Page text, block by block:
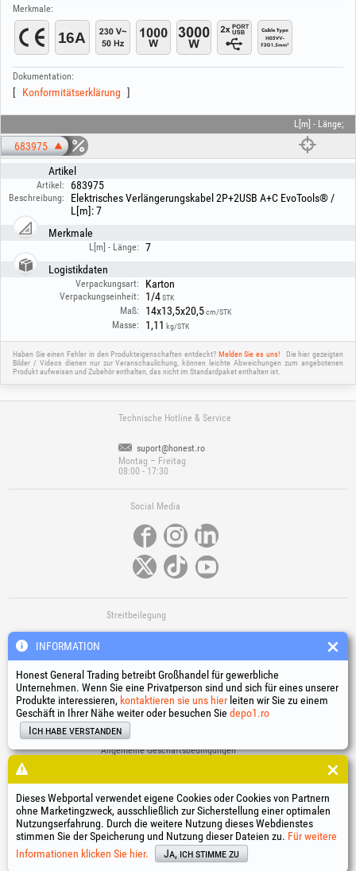
USB-Ports (A+C): 3.4A
Nennspannung: 230V ~ 50Hz
Nennstrom: 16A
Maximale Leistung bei aufgewickeltem Kabel: 1000W
Maximale Leistung bei abgewickeltem Kabel: 3000W
Kabel: H05VV-F 3G1.5 mm²
Merkmale:
Dokumentation:
Konformitätserklärung
L[m] - Länge;
683975
Artikel
Artikel: 683975
Beschreibung:
Elektrisches Verlängerungskabel 2P+2USB A+C EvoTools® /
L[m]: 7
Merkmale
L[m] - Länge:
7
Logistikdaten
Verpackungsart: Karton
Verpackungseinheit: 1/4STK
Maß: 14x13,5x20,5cm/STK
Masse: 1,11 kg/STK
Haben Sie einen Fehler in den Produkteigenschaften entdeckt? Melden Sie es uns!
Die hier gezeigten
Bilder / Videos dienen nur zur Veranschaulichung, können leichte Abweichungen zum angebotenen
Produkt aufweisen und Zubehör enthalten, das nicht im Standardpaket enthalten ist.
Technische Hotline & Service
suport@honest.ro
Montag – Freitag
08:00 - 17:30
Social Media
Streitbeilegung
Nützliche Links
Allgemeine Geschäftsbedingungen
Identifikationsdaten des Unternehmens
Online-Streitbeilegung
HGT®, EvoTools®, EvoSanitary®, EvoTools +Plus ®, EvoSanitary +Plus ® , EvoSelect ®, EPTO® , EPTO Plus®
PowerForProfessionals
und deren Logos sind eingetragene Marken Honest General Trading SRL.
Copyright 1994-2026Honest General Trading SRL. Alle Rechte vorbehalten. CUI: 6615609,
INFORMATION
Honest General Trading betreibt Großhandel für gewerbliche
Unternehmen. Wenn Sie eine Privatperson sind und sich für eines unserer
Produkte interessieren, kontaktieren sie uns hier leiten wir Sie zu einem
Geschäft in Ihrer Nähe weiter oder besuchen Sie depo1.ro
Ich habe verstanden
Dieses Webportal verwendet eigene Cookies oder Cookies von Partnern
ohne Marketingzweck, ausschließlich zur Sicherstellung einer optimalen
Nutzungserfahrung. Durch die weitere Nutzung dieses Webdienstes
stimmen Sie der Speicherung und Nutzung dieser Dateien zu. Für weitere
Informationen klicken Sie hier.
Ja, ich stimme zu